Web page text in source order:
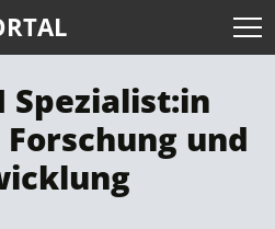
Spezialist:in
und